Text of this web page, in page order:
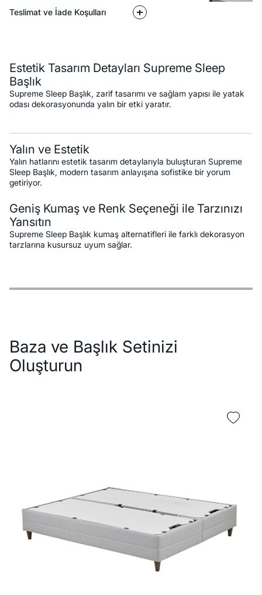
Teslimat ve İade Koşulları
Estetik Tasarım Detayları Supreme Sleep
Başlık
Supreme Sleep Başlık, zarif tasarımı ve sağlam yapısı ile yatak
odası dekorasyonunda yalın bir etki yaratır.
Yalın ve Estetik
Yalın hatlarını estetik tasarım detaylarıyla buluşturan Supreme
Sleep Başlık, modern tasarım anlayışına sofistike bir yorum
getiriyor.
Geniş Kumaş ve Renk Seçeneği ile Tarzınızı
Yansıtın
Supreme Sleep Başlık kumaş alternatifleri ile farklı dekorasyon
tarzlarına kusursuz uyum sağlar.
Özellikler
Ödeme Seçenekleri
Teslimat ve İade Koşulları
Baza ve Başlık Setinizi
Oluşturun